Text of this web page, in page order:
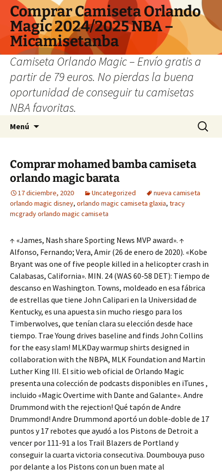
Comprar Camiseta Orlando
Magic 2024/2025 NBA –
Micamisetanba
Camiseta Orlando Magic – Envío gratis a
partir de 79 euros. No pierdas la buena
oportunidad de conseguir tu camisetas
NBA favoritas.
Menú Buscar:
Comprar mohamed bamba camiseta
orlando magic barata
17 diciembre, 2020 Uncategorized
nueva camiseta
orlando magic disney, orlando magic camiseta glaxia, tracy
mcgrady orlando magic camiseta
↑ «James, Nash share Sporting News MVP award». ↑
Alfonso, Fernando; Vera, Amir (26 de enero de 2020). «Kobe
Bryant was one of five people killed in a helicopter crash in
Calabasas, California». MIN. 24 (WAS 60-58 DET): Tiempo de
descanso en Washington. Towns, moldeado en esa fábrica
de estrellas que tiene John Calipari en la Universidad de
Kentucky, es una apuesta sin mucho riesgo para los
Timberwolves, que tenían clara su elección desde hace
tiempo. Trae Young drives baseline and finds John Collins
for the easy slam! MLKDay warmup shirts designed in
collaboration with the NBPA, MLK Foundation and Martin
Luther King III. El sitio web oficial de Orlando Magic
presenta una colección de podcasts disponibles en iTunes ,
incluido «Magic Overtime with Dante and Galante». Andre
Drummond with the rejection! Qué tapón de Andre
Drummond! Andre Drummond aportó un doble-doble de 17
puntos y 17 rebotes que ayudó a los Pistons de Detroit a
vencer por 111-91 a los Trail Blazers de Portland y
conseguir la cuarta victoria consecutiva. Doumbouya puso
por delante a los Pistons con un buen mate al